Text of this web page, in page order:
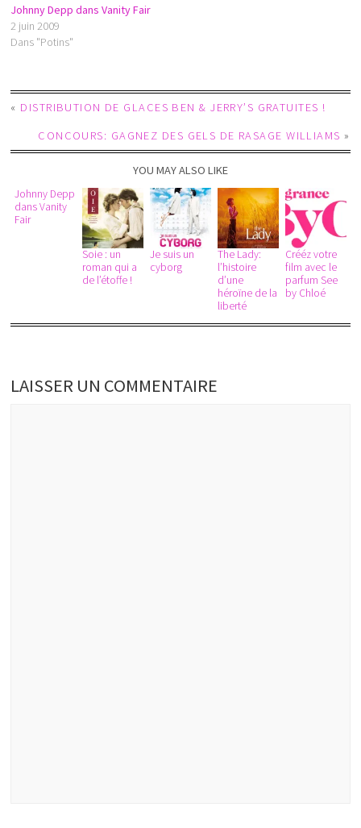
Johnny Depp dans Vanity Fair
2 juin 2009
Dans "Potins"
« DISTRIBUTION DE GLACES BEN & JERRY’S GRATUITES !
CONCOURS: GAGNEZ DES GELS DE RASAGE WILLIAMS »
YOU MAY ALSO LIKE
Johnny Depp
dans Vanity
Fair
Soie : un
roman qui a
de l’étoffe !
Je suis un
cyborg
The Lady:
l’histoire
d’une
héroïne de la
liberté
Crééz votre
film avec le
parfum See
by Chloé
LAISSER UN COMMENTAIRE